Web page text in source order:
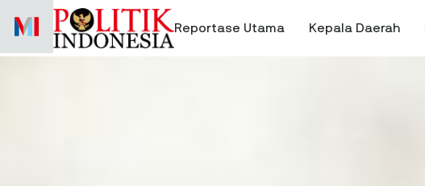
content
Reportase Utama Kepala Daerah